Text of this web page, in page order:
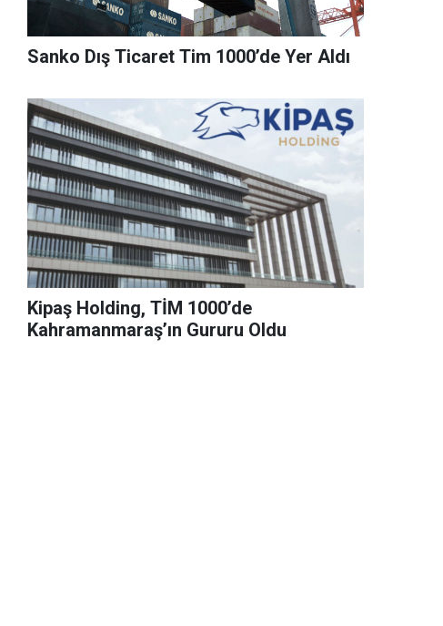
Sanko Dış Ticaret Tim 1000’de Yer Aldı
Kipaş Holding, TİM 1000’de
Kahramanmaraş’ın Gururu Oldu